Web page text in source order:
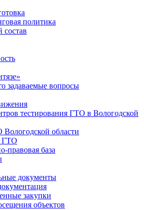
политика
состав
задаваемые вопросы
тестирования ГТО в Вологодской
области
ГТО
правовая база
документы
закупки
объектов